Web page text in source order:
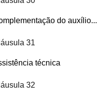
do auxílio...
31
técnica
32